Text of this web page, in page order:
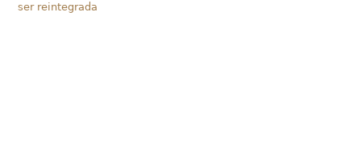
ser reintegrada